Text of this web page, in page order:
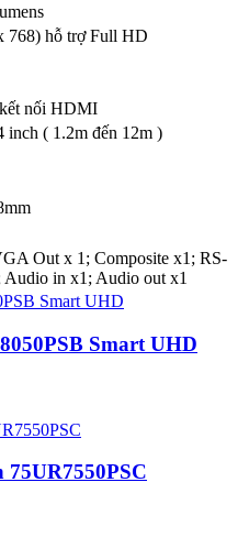
768) hỗ trợ Full HD
nối HDMI
inch ( 1.2m đến 12m )
Out x 1; Composite x1; RS-
in x1; Audio out x1
Smart UHD